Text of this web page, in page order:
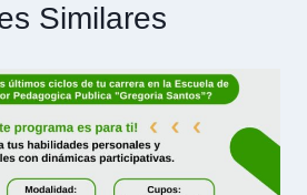
Similares